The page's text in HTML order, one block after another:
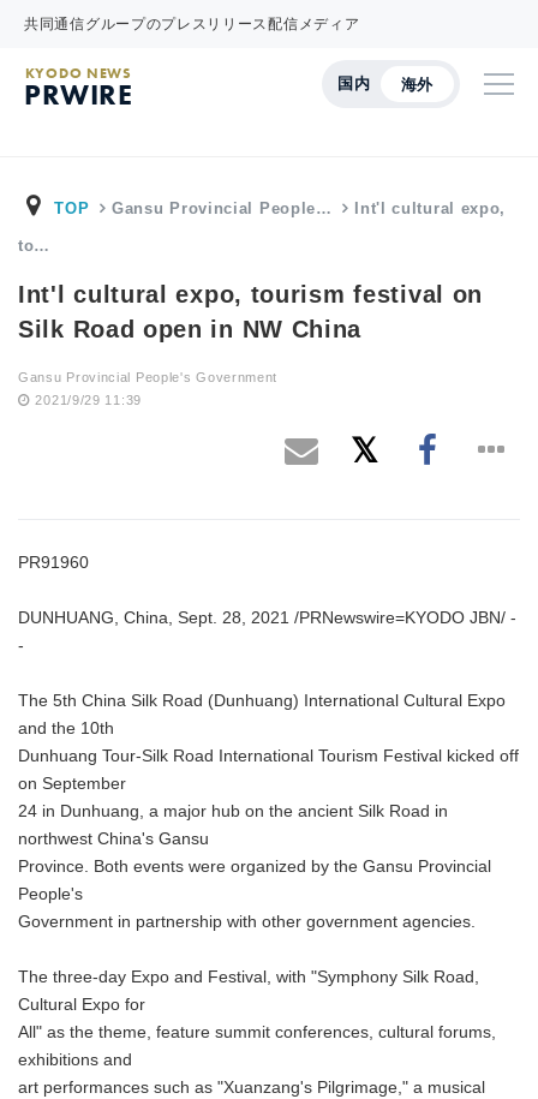
共同通信グループのプレスリリース配信メディア
国内 海外
KYODO NEWS
PRWIRE
TOP Gansu Provincial People… Int'l cultural expo,
to…
Int'l cultural expo, tourism festival on
Silk Road open in NW China
Gansu Provincial People's Government
2021/9/29 11:39
PR91960
DUNHUANG, China, Sept. 28, 2021 /PRNewswire=KYODO JBN/ -
-
The 5th China Silk Road (Dunhuang) International Cultural Expo
and the 10th
Dunhuang Tour-Silk Road International Tourism Festival kicked off
on September
24 in Dunhuang, a major hub on the ancient Silk Road in
northwest China's Gansu
Province. Both events were organized by the Gansu Provincial
People's
Government in partnership with other government agencies.
The three-day Expo and Festival, with "Symphony Silk Road,
Cultural Expo for
All" as the theme, feature summit conferences, cultural forums,
exhibitions and
art performances such as "Xuanzang's Pilgrimage," a musical